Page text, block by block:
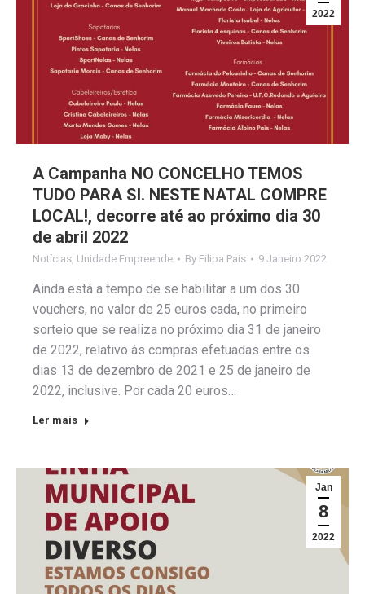
2022
A Campanha NO CONCELHO TEMOS
TUDO PARA SI. NESTE NATAL COMPRE
LOCAL!, decorre até ao próximo dia 30
de abril 2022
Notícias Unidade Empreende By Filipa Pais 9 Janeiro 2022
Ainda está a tempo de se habilitar a um dos 30
vouchers, no valor de 25 euros cada, no primeiro
sorteio que se realiza no próximo dia 31 de janeiro
de 2022, relativo às compras efetuadas entre os
dias 13 de dezembro de 2021 e 25 de janeiro de
2022, inclusive. Por cada 20 euros…
Ler mais
Jan
8
2022